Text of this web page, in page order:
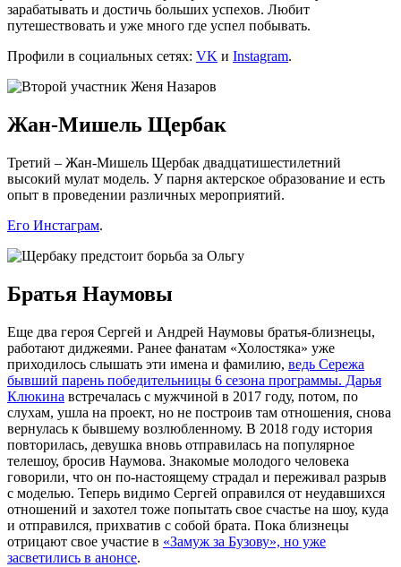
зарабатывать и достичь больших успехов. Любит
путешествовать и уже много где успел побывать.
Профили в социальных сетях: VK и Instagram.
Жан-Мишель Щербак
Третий – Жан-Мишель Щербак двадцатишестилетний
высокий мулат модель. У парня актерское образование и есть
опыт в проведении различных мероприятий.
Его Инстаграм.
Братья Наумовы
Еще два героя Сергей и Андрей Наумовы братья-близнецы,
работают диджеями. Ранее фанатам «Холостяка» уже
приходилось слышать эти имена и фамилию, ведь Сережа
бывший парень победительницы 6 сезона программы. Дарья
Клюкина встречалась с мужчиной в 2017 году, потом, по
слухам, ушла на проект, но не построив там отношения, снова
вернулась к бывшему возлюбленному. В 2018 году история
повторилась, девушка вновь отправилась на популярное
телешоу, бросив Наумова. Знакомые молодого человека
говорили, что он по-настоящему страдал и переживал разрыв
с моделью. Теперь видимо Сергей оправился от неудавшихся
отношений и захотел тоже попытать свое счастье на шоу, куда
и отправился, прихватив с собой брата. Пока близнецы
отрицают свое участие в «Замуж за Бузову», но уже
засветились в анонсе.